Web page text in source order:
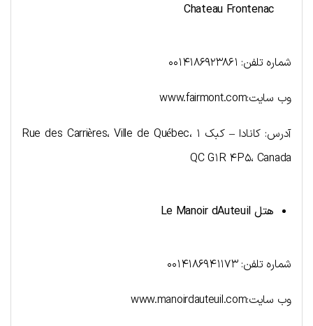
Chateau Frontenac
شماره تلفن: ۰۰۱۴۱۸۶۹۲۳۸۶۱
وب سایت:www.fairmont.com
آدرس: کانادا – کبک ۱ Rue des Carrières، Ville de Québec،
QC G۱R ۴P۵، Canada
هتل Le Manoir dAuteuil
شماره تلفن: ۰۰۱۴۱۸۶۹۴۱۱۷۳
وب سایت:www.manoirdauteuil.com